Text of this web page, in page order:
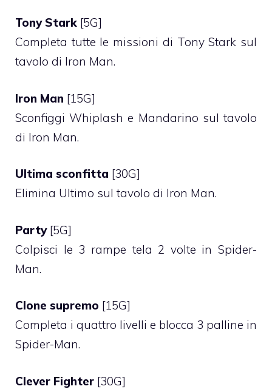
Tony Stark [5G]
Completa tutte le missioni di Tony Stark sul
tavolo di Iron Man.
Iron Man [15G]
Sconfiggi Whiplash e Mandarino sul tavolo
di Iron Man.
Ultima sconfitta [30G]
Elimina Ultimo sul tavolo di Iron Man.
Party[5G]
Colpisci le 3 rampe tela 2 volte in Spider-
Man.
Clone supremo [15G]
Completa i quattro livelli e blocca 3 palline in
Spider-Man.
Clever Fighter [30G]